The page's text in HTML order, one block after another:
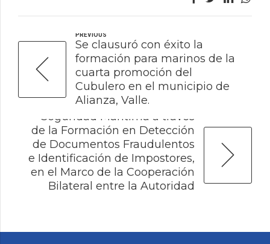
PREVIOUS
Se clausuró con éxito la
formación para marinos de la
cuarta promoción del
Cubulero en el municipio de
Alianza, Valle.
"Fortalecimiento de la
Seguridad Marítima a través
de la Formación en Detección
de Documentos Fraudulentos
e Identificación de Impostores,
en el Marco de la Cooperación
Bilateral entre la Autoridad